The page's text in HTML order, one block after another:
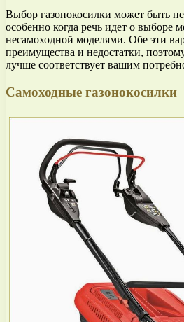
Выбор газонокосилки может быть
особенно когда речь идет о выборе
несамоходной моделями. Обе эти
преимущества и недостатки,
лучше соответствует вашим
Самоходные газонокосилки